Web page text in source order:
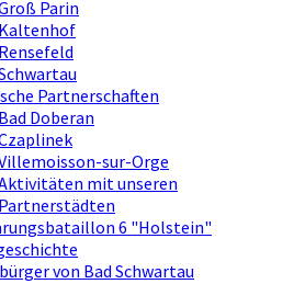
Parin
Kaltenhof
Rensefeld
Partnerschaften
Bad Doberan
sur-Orge
mit unseren
Partnerstädten
6 "Holstein"
von Bad Schwartau